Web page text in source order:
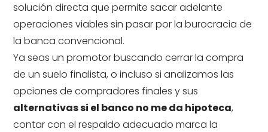
solución directa que permite sacar adelante
operaciones viables sin pasar por la burocracia de
la banca convencional.
Ya seas un promotor buscando cerrar la compra
de un suelo finalista, o incluso si analizamos las
opciones de compradores finales y sus
alternativas si el banco no me da hipoteca,
contar con el respaldo adecuado marca la